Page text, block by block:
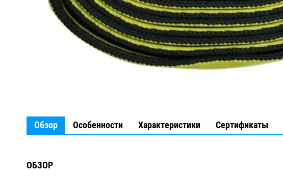
Обзор Особенности Характеристики Сертификаты
ОБЗОР